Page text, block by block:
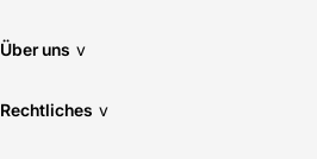
Über uns v
Rechtliches v